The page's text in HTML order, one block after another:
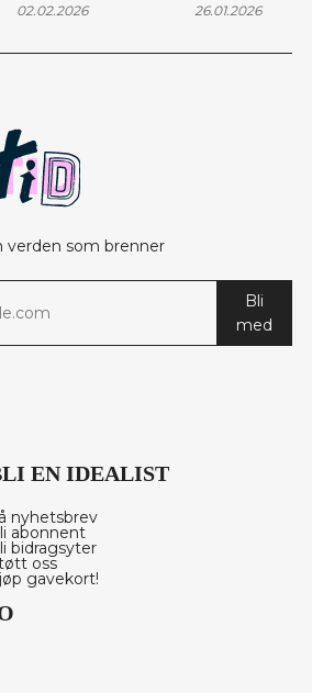
02.02.2026 26.01.2026
verden som brenner
Bli
med
EN IDEALIST
nyhetsbrev
abonnent
bidragsyter
oss
gavekort!